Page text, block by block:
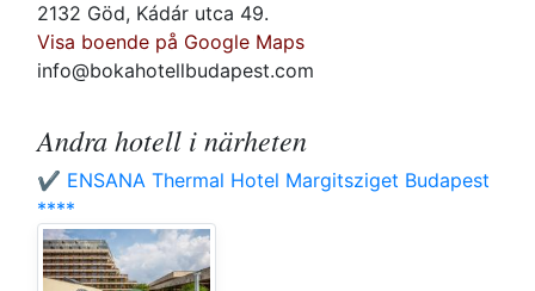
2132 Göd, Kádár utca 49.
Visa boende på Google Maps
info@bokahotellbudapest.com
Andra hotell i närheten
✔️ ENSANA Thermal Hotel Margitsziget Budapest
****